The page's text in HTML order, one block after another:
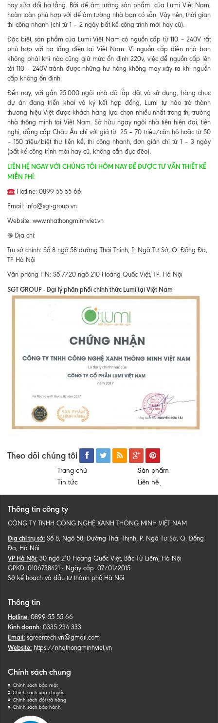
hay sửa đổi hạ tầng. Bởi đế âm tường sản phẩm của Lumi Việt Nam,
hoàn toàn phù hợp với đế âm tường nhà bạn có sẵn. Vậy nên, thời gian
thi công nhanh (chỉ từ 1 – 2 ngày bất kể công trình mới hay cũ).
Đặc biệt, sản phẩm của Lumi Việt Nam có nguồn cấp từ 110 – 240V rất
phù hợp với hạ tầng điện tại Việt Nam. Vì nguồn cấp điện nhà bạn
không phải khi nào cũng giữ mức ổn định 220v, việc để nguồn cấp lên
tới 110 – 240V tránh được những hư hỏng không may xảy ra khi nguồn
cấp không ổn định.
Đến nay, với gần 25.000 ngôi nhà đã lắp đặt và sử dụng, hàng chục
dự án đang triển khai và ký kết hợp đồng, Lumi tự hào trở thành
thương hiệu Việt được khách hàng lựa chọn nhiều nhất trong thị trường
nhà thông minh tại Việt Nam. Sở hữu ngay ngôi nhà tiện hiện đại, tiện
nghi, đẳng cấp Châu Âu chỉ với giá từ 25 – 70 triệu/căn hộ hoặc từ 50
– 150 triệu/biệt thự liền kề, thi công nhanh, đơn giản chỉ từ 1 – 3 ngày
(bất kể công trình mới hay cũ, không cần đục đẽo).
LIÊN HỆ NGAY VỚI CHÚNG TÔI HÔM NAY ĐỂ ĐƯỢC TƯ VẤN THIẾT KẾ
MIỄN PHÍ:
Hotline: 0899 55 55 66
Email: info@sgt-group.vn
Website: www.nhathongminhviet.vn
֎ Địa chỉ:
Trụ sở chính: Số 8 ngõ 58 đường Thái Thịnh, P. Ngã Tư Sở, Q. Đống Đa,
TP Hà Nội
Văn phòng HN: Số 7/20 ngõ 210 Hoàng Quốc Việt, TP. Hà Nội
SGT GROUP - Đại lý phân phối chính thức Lumi tại Việt Nam
Theo dõi chúng tôi
Trang chủ
Sản phẩm
Tin tức
Liên hệ
Thông tin công ty
CÔNG TY TNHH CÔNG NGHỆ XANH THÔNG MINH VIỆT NAM
Địa chỉ trụ sở: Số 8, Ngõ 58, Đường Thái Thịnh, P. Ngã Tư Sở, Q. Đống
Đa, Hà Nội
VP Hà Nội: 30 ngõ 210 Hoàng Quốc Việt, Bắc Từ Liêm, Hà Nội
GPKD: 0106738421 - Ngày cấp: 07/01/2015
Sở kế hoạch và đầu tư thành phố Hà Nội
Thông tin
Hotline: 0899 55 55 66
Kinh doanh: 0335 234 333
Email: sgreentech.vn@gmail.com
Website: https://nhathongminhviet.vn
Chính sách chung
Chính sách bảo mật
Chính sách vận chuyển
Chính sách đổi trả hàng
Chính sách bảo hành